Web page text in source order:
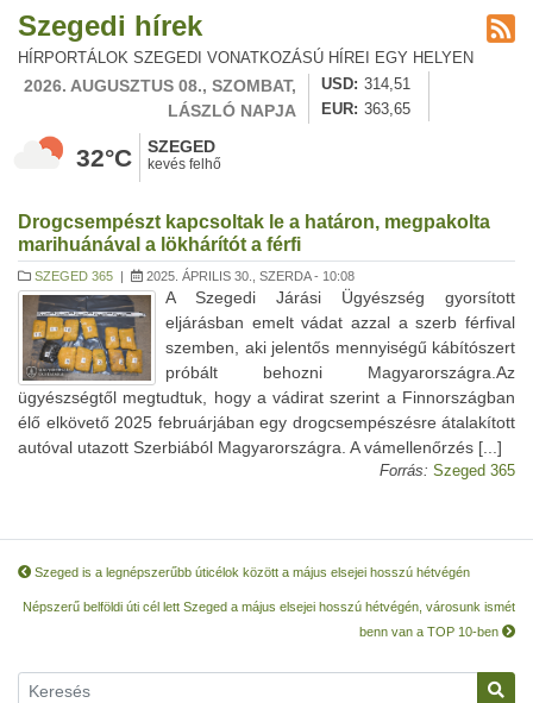
Szegedi hírek
HÍRPORTÁLOK SZEGEDI VONATKOZÁSÚ HÍREI EGY HELYEN
2026. AUGUSZTUS 08., SZOMBAT,
LÁSZLÓ NAPJA
USD
314,51
EUR
363,65
32°C SZEGED
kevés felhő
Drogcsempészt kapcsoltak le a határon, megpakolta
marihuánával a lökhárítót a férfi
SZEGED 365 | 2025. ÁPRILIS 30., SZERDA - 10:08
A Szegedi Járási Ügyészség gyorsított
eljárásban emelt vádat azzal a szerb férfival
szemben, aki jelentős mennyiségű kábítószert
próbált behozni Magyarországra.Az
ügyészségtől megtudtuk, hogy a vádirat szerint a Finnországban
élő elkövető 2025 februárjában egy drogcsempészésre átalakított
autóval utazott Szerbiából Magyarországra. A vámellenőrzés [...]
Forrás: Szeged 365
Szeged is a legnépszerűbb úticélok között a május elsejei hosszú hétvégén
Népszerű belföldi úti cél lett Szeged a május elsejei hosszú hétvégén, városunk ismét
benn van a TOP 10-ben